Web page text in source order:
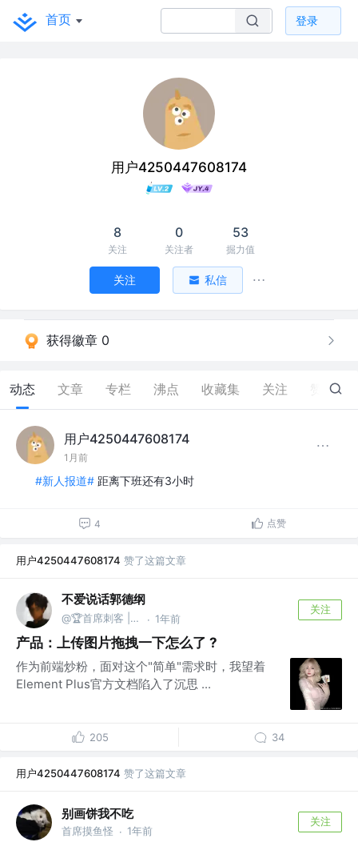
首页 登录
用户4250447608174
8
关注
0
关注者
53
掘力值
关注 私信
获得徽章 0
动态 文章 专栏 沸点 收藏集 关注 22
用户4250447608174
1月前
#新人报道# 距离下班还有3小时
4 点赞
用户4250447608174 赞了这篇文章
不爱说话郭德纲
@🏆首席刺客 | 柒 · 1年前
关注
产品：上传图片拖拽一下怎么了 ?
作为前端炒粉，面对这个"简单"需求时，我望着
Element Plus官方文档陷入了沉思 ...
205 34
用户4250447608174 赞了这篇文章
别画饼我不吃
首席摸鱼怪 · 1年前
关注